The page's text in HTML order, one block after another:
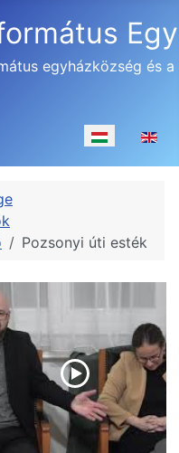
egyházközség és a
Válasszon
Pozsonyi úti esték